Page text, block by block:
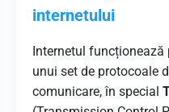
internetului
Internetul funcționează
unui set de protocoale
comunicare, în special